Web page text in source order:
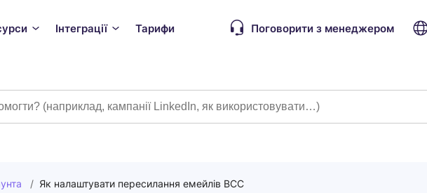
Інтеграції Тарифи Поговорити з менеджером
/ Як налаштувати пересилання емейлів BCC